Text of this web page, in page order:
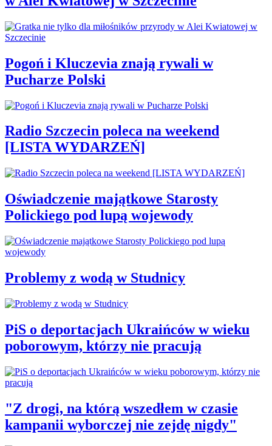
Pogoń i Kluczevia znają rywali w
Pucharze Polski
Radio Szczecin poleca na weekend
[LISTA WYDARZEŃ]
Oświadczenie majątkowe Starosty
Polickiego pod lupą wojewody
Problemy z wodą w Studnicy
PiS o deportacjach Ukraińców w wieku
poborowym, którzy nie pracują
"Z drogi, na którą wszedłem w czasie
kampanii wyborczej nie zejdę nigdy"